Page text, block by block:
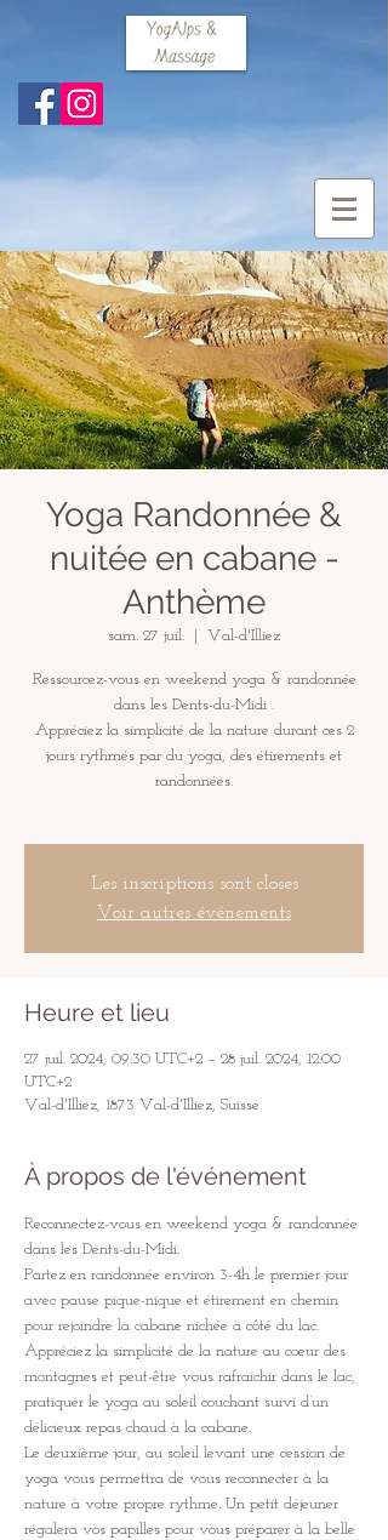
Yoga Randonnée &
nuitée en cabane -
Anthème
sam. 27 juil. Val-d'Illiez
Ressourcez-vous en weekend yoga & randonnée
dans les Dents-du-Midi .
Appréciez la simplicité de la nature durant ces 2
jours rythmés par du yoga, des étirements et
randonnées.
Les inscriptions sont closes
Voir autres événements
Heure et lieu
27 juil. 2024, 09:30 UTC+2 – 28 juil. 2024, 12:00
UTC+2
Val-d'Illiez, 1873 Val-d'Illiez, Suisse
À propos de l'événement
Reconnectez-vous en weekend yoga & randonnée
dans les Dents-du-Midi.
Partez en randonnée environ 3-4h le premier jour
avec pause pique-nique et étirement en chemin
pour rejoindre la cabane nichée à côté du lac.
Appréciez la simplicité de la nature au coeur des
montagnes et peut-être vous rafraichir dans le lac,
pratiquer le yoga au soleil couchant suivi d’un
délicieux repas chaud à la cabane.
Le deuxième jour, au soleil levant une cession de
yoga vous permettra de vous reconnecter à la
nature à votre propre rythme. Un petit déjeuner
régalera vos papilles pour vous préparer à la belle